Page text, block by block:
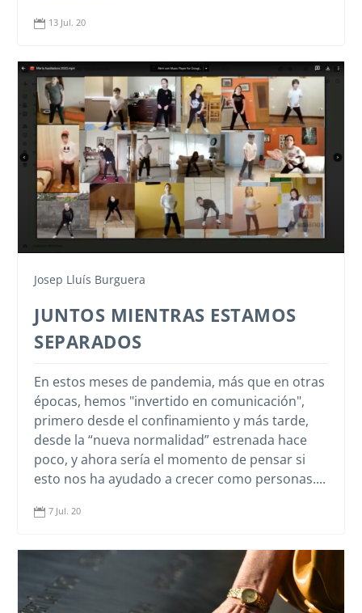
 13 Jul. 20
Josep Lluís Burguera
JUNTOS MIENTRAS ESTAMOS
SEPARADOS
En estos meses de pandemia, más que en otras
épocas, hemos "invertido en comunicación",
primero desde el confinamiento y más tarde,
desde la “nueva normalidad” estrenada hace
poco, y ahora sería el momento de pensar si
esto nos ha ayudado a crecer como personas....
 7 Jul. 20